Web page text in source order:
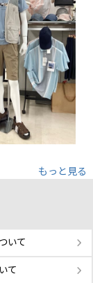
もっと見る
いて
て